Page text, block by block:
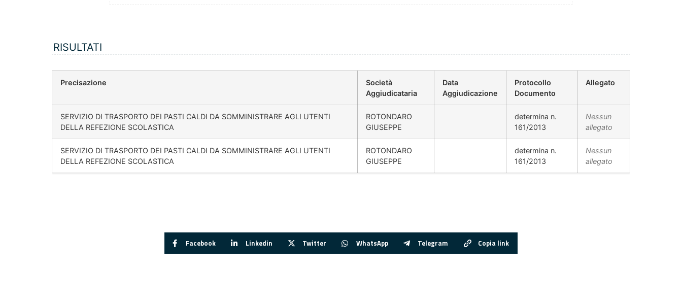
RISULTATI
Precisazione
Società
Aggiudicataria
Data
Aggiudicazione
Protocollo
Documento
Allegato
SERVIZIO DI TRASPORTO DEI PASTI CALDI DA SOMMINISTRARE AGLI UTENTI
DELLA REFEZIONE SCOLASTICA
ROTONDARO
GIUSEPPE
determina n.
161/2013
Nessun
allegato
SERVIZIO DI TRASPORTO DEI PASTI CALDI DA SOMMINISTRARE AGLI UTENTI
DELLA REFEZIONE SCOLASTICA
ROTONDARO
GIUSEPPE
determina n.
161/2013
Nessun
allegato
Facebook Linkedin Twitter WhatsApp Telegram Copia link